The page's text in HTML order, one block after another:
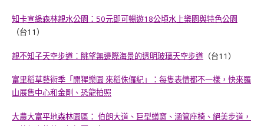
知卡宣綠森林親水公園：50元即可暢遊18公頃水上樂園與特色公園
（台11）
親不知子天空步道：眺望無邊際海景的透明玻璃天空步道 （台11）
富里稻草藝術季「開猩樂園 來稻侏儸紀」：每隻表情都不一樣，快來羅
山展售中心和金剛、恐龍拍照
大農大富平地森林園區： 伯朗大道、巨型蟻窩、涵管座椅、絕美步道，